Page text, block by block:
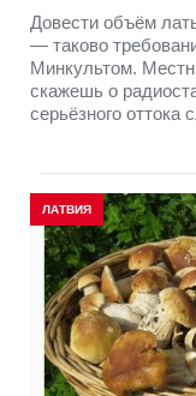
Довести объём
— таково
Минкультом.
скажешь о
серьёзного оттока
ЛАТВИЯ